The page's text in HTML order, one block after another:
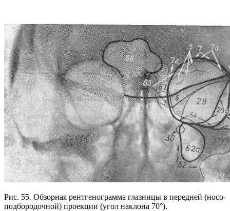
Рис. 55. Обзорная рентгенограмма глазницы в передней (носо-
подбородочной) проекции (угол наклона 70°).